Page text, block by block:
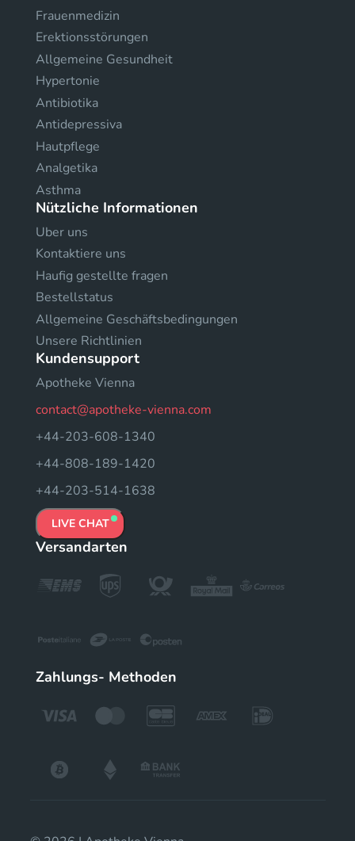
Frauenmedizin
Erektionsstörungen
Allgemeine Gesundheit
Hypertonie
Antibiotika
Antidepressiva
Hautpflege
Analgetika
Asthma
Nützliche Informationen
Uber uns
Kontaktiere uns
Haufig gestellte fragen
Bestellstatus
Allgemeine Geschäftsbedingungen
Unsere Richtlinien
Kundensupport
Apotheke Vienna
contact@apotheke-vienna.com
+44-203-608-1340
+44-808-189-1420
+44-203-514-1638
LIVE CHAT
Versandarten
Zahlungs- Methoden